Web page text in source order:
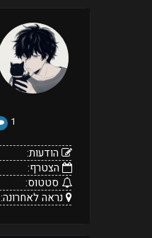
הודעות:
הצטרף:
סטטוס:
Offline
נראה
לאחרונה:
אפריל
1
הודעות:
הצטרף:
סטטוס:
נראה לאחרונה: